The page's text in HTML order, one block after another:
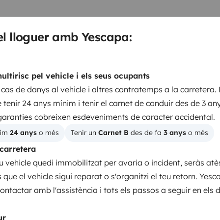
lloguer amb Yescapa:
pel vehicle i els seus ocupants
de danys al vehicle i altres contratemps a la carretera.
24 anys mínim i tenir el carnet de conduir des de 3
cobreixen esdeveniments de caracter accidental.
24 anys o més Tenir un Carnet B des de fa 3 anys o més
vehicle quedi immobilitzat per avaria o incident, seràs
que el vehicle sigui reparat o s'organitzi el teu retorn.
amb l'assistència i tots els passos a seguir en els
recetas
durante el viaje. Cocina
jornada de ruta.(Fire
en familia o con amigos.🌅
contarse al aire libre:Mesa y
con vistas, comidas
incluidoPara que no
Cable eléctrico y
básico para áreas de
destinoPlaya, montaña,
fijo. Esta autocaravana está
con todas las comodidades
las maletas, gira la llave y
Llits 2
Seients convertibles en
130x180 cm
Llits 3
Llit transversal
WC
Kit vaixella